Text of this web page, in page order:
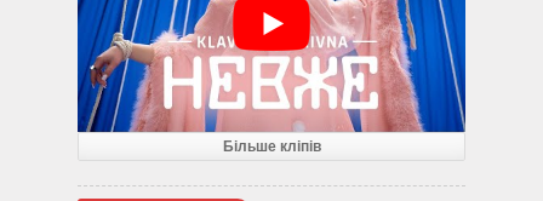
Більше кліпів